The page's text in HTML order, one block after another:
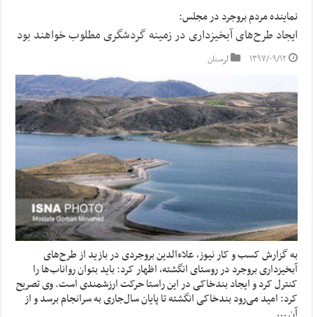
نماینده مردم بروجرد در مجلس:
ایجاد طرح‌های آبخیزداری در زمینه گردشگری مطلوب خواهند بود
۱۳۹۷/۰۹/۱۲ لرستان
به گزارش کسب و کار نیوز، علاءالدین بروجردی در بازید از طرح‌های
آبخیزداری بروجرد در روستای انگشته، اظهار کرد: باید بتوان رواناب‌ها را
کنترل کرد و ایجاد بندخاکی در این راستا حرکت ارزشمندی است. وی تصریح
کرد: امید می‌رود بندخاکی انگشته تا پایان سال‌جاری به سرانجام برسد و از
آن …